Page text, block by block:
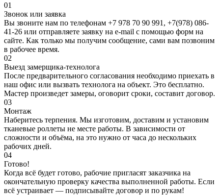
01
Звонок или заявка
Вы звоните нам по телефонам +7 978 70 90 991, +7(978) 086-
41-26 или отправляете заявку на e-mail с помощью форм на
сайте. Как только мы получим сообщение, сами вам позвоним
в рабочее время.
02
Выезд замерщика-технолога
После предварительного согласования необходимо приехать в
наш офис или вызвать технолога на объект. Это бесплатно.
Мастер произведет замеры, оговорит сроки, составит договор.
03
Монтаж
Наберитесь терпения. Мы изготовим, доставим и установим
тканевые роллеты не месте работы. В зависимости от
сложности и объёма, на это нужно от часа до нескольких
рабочих дней.
04
Готово!
Когда всё будет готово, рабочие пригласят заказчика на
окончательную проверку качества выполненной работы. Если
всё устраивает — подписывайте договор и по рукам!